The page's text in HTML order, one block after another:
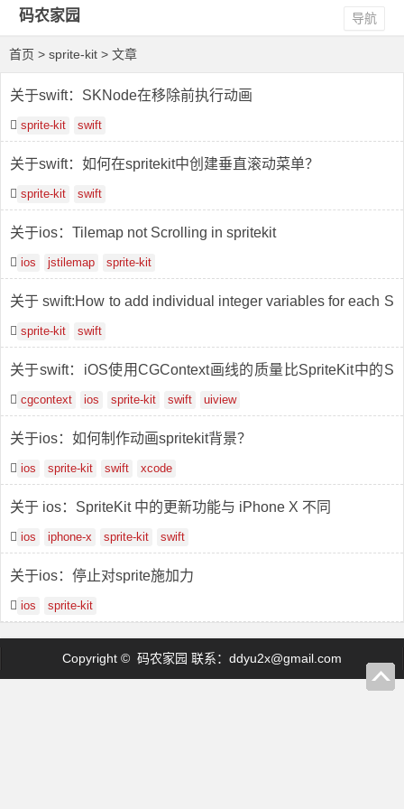
码农家园 导航
首页 > sprite-kit > 文章
关于swift：SKNode在移除前执行动画
sprite-kit swift
关于swift：如何在spritekit中创建垂直滚动菜单？
sprite-kit swift
关于ios：Tilemap not Scrolling in spritekit
ios jstilemap sprite-kit
关于 swift:How to add individual integer variables for each S
KSpriteNode spawned
sprite-kit swift
关于swift：iOS使用CGContext画线的质量比SpriteKit中的S
KShapeNode差很多
cgcontext ios sprite-kit swift uiview
关于ios：如何制作动画spritekit背景？
ios sprite-kit swift xcode
关于 ios：SpriteKit 中的更新功能与 iPhone X 不同
ios iphone-x sprite-kit swift
关于ios：停止对sprite施加力
ios sprite-kit
Copyright © 码农家园 联系： ddyu2x@gmail.com